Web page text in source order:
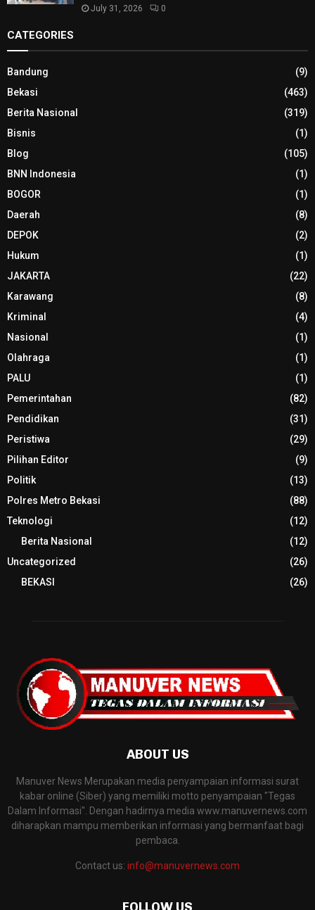
July 31, 2026 0
CATEGORIES
Bandung
(9)
Bekasi
(463)
Berita Nasional
(319)
Bisnis
(1)
Blog
(105)
BNN Indonesia
(1)
BOGOR
(1)
Daerah
(8)
DEPOK
(2)
Hukum
(1)
JAKARTA
(22)
Karawang
(8)
Kriminal
(4)
Nasional
(1)
Olahraga
(1)
PALU
(1)
Pemerintahan
(82)
Pendidikan
(31)
Peristiwa
(29)
Pilihan Editor
(9)
Politik
(13)
Polres Metro Bekasi
(88)
Teknologi
(12)
Berita Nasional
(12)
Uncategorized
(26)
BEKASI
(26)
ABOUT US
Manuver News Merupakan media penyampaian informasi surat
kabar online (Siber) yang memiliki motto penyampaian "Tegas
Dalam Informasi". Dengan hadirnya media www.manuvernews.com
diharapkan mampu memberikan informasi yang bermanfaat bagi
pembaca.
Contact us: info@manuvernews.com
FOLLOW US